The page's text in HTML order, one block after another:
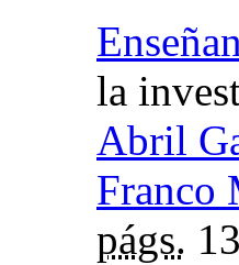
la
Abril
Franco
págs.